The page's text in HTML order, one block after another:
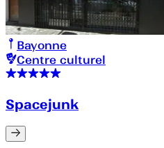
Bayonne
Centre culturel
Spacejunk